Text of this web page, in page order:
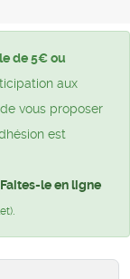
de 5€ ou
aux
vous proposer
est
le en ligne